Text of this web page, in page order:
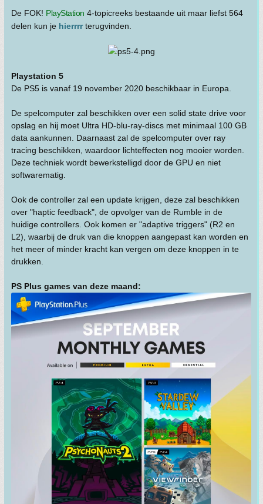
De FOK! PlayStation 4-topicreeks bestaande uit maar liefst 564
delen kun je hierrrrterugvinden.
Playstation 5
De PS5 is vanaf 19 november 2020 beschikbaar in Europa.
De spelcomputer zal beschikken over een solid state drive voor
opslag en hij moet Ultra HD-blu-ray-discs met minimaal 100 GB
data aankunnen. Daarnaast zal de spelcomputer over ray
tracing beschikken, waardoor lichteffecten nog mooier worden.
Deze techniek wordt bewerkstelligd door de GPU en niet
softwarematig.
Ook de controller zal een update krijgen, deze zal beschikken
over "haptic feedback", de opvolger van de Rumble in de
huidige controllers. Ook komen er "adaptive triggers" (R2 en
L2), waarbij de druk van die knoppen aangepast kan worden en
het meer of minder kracht kan vergen om deze knoppen in te
drukken.
PS Plus games van deze maand: